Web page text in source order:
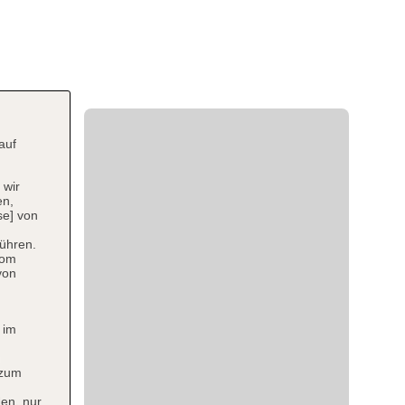
wir
von
nur